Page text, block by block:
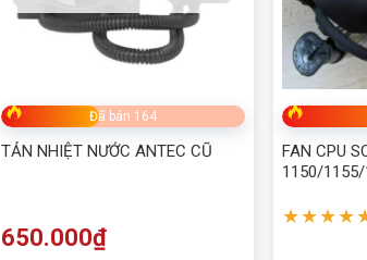
Đã bán 164
TẢN NHIỆT NƯỚC ANTEC CŨ
650.000₫
FAN CPU
1150/1155/